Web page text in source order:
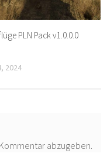
PLN Pack v1.0.0.0
2024
abzugeben.